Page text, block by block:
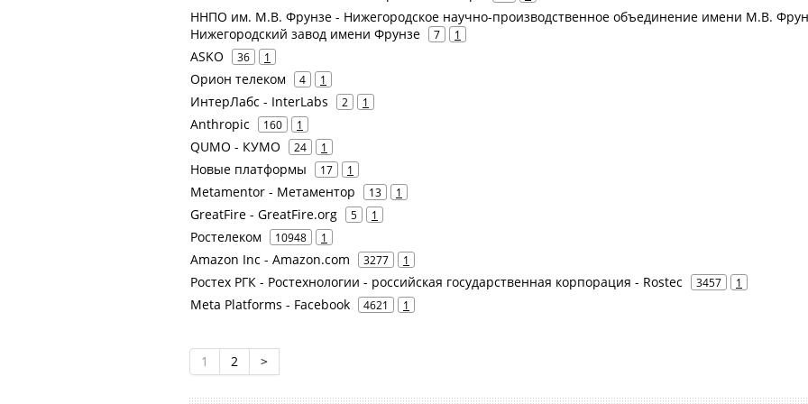
ННПО им. М.В. Фрунзе - Нижегородское научно-производственное объединение имени М.В.
Нижегородский завод имени Фрунзе
7 1
ASKO 36 1
Орион телеком 4 1
ИнтерЛабс - InterLabs 2 1
Anthropic 160 1
QUMO - КУМО 24 1
Новые платформы 17 1
Metamentor - Метаментор 13 1
GreatFire - GreatFire.org 5 1
Ростелеком 10948 1
Amazon Inc - Amazon.com 3277 1
Ростех РГК - Ростехнологии - российская государственная корпорация - Rostec 3457 1
Meta Platforms - Facebook 4621 1
1 2 >